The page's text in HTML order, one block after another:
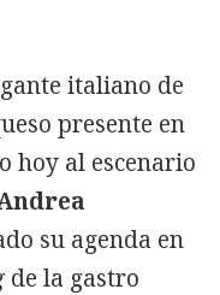
italiano de
presente en
hoy al escenario
su agenda en
de la gastro